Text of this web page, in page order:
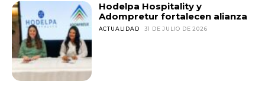
Hodelpa Hospitality y
Adompretur fortalecen alianza
ACTUALIDAD 31 DE JULIO DE 2026